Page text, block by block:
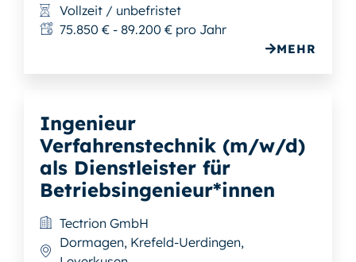
Vollzeit / unbefristet
75.850 € - 89.200 € pro Jahr
MEHR
Ingenieur
Verfahrenstechnik (m/w/d)
als Dienstleister für
Betriebsingenieur*innen
Tectrion GmbH
Dormagen, Krefeld-Uerdingen,